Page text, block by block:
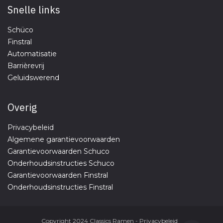
Snelle links
Schüco
Finstral
Automatisatie
Barrièrevrij
Geluidswerend
Overig
Privacybeleid
Algemene garantievoorwaarden
Garantievoorwaarden Schuco
Onderhoudsinstructies Schuco
​Garantievoorwaarden Finstral
Onderhoudsinstructies Finstral
Copyright 2024 Classics Ramen - Privacybeleid